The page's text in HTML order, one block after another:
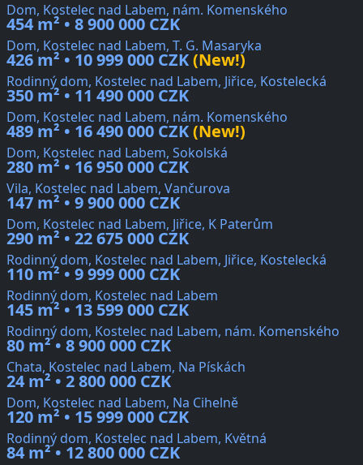
Dom, Kostelec nad Labem, nám. Komenského
454 m² • 8 900 000 CZK
Dom, Kostelec nad Labem, T. G. Masaryka
426 m² • 10 999 000 CZK(New!)
Rodinný dom, Kostelec nad Labem, Jiřice, Kostelecká
350 m² • 11 490 000 CZK
Dom, Kostelec nad Labem, nám. Komenského
489 m² • 16 490 000 CZK(New!)
Dom, Kostelec nad Labem, Sokolská
280 m² • 16 950 000 CZK
Vila, Kostelec nad Labem, Vančurova
147 m² • 9 900 000 CZK
Dom, Kostelec nad Labem, Jiřice, K Paterům
290 m² • 22 675 000 CZK
Rodinný dom, Kostelec nad Labem, Jiřice, Kostelecká
110 m² • 9 999 000 CZK
Rodinný dom, Kostelec nad Labem
145 m² • 13 599 000 CZK
Rodinný dom, Kostelec nad Labem, nám. Komenského
80 m² • 8 900 000 CZK
Chata, Kostelec nad Labem, Na Pískách
24 m² • 2 800 000 CZK
Dom, Kostelec nad Labem, Na Cihelně
120 m² • 15 999 000 CZK
Rodinný dom, Kostelec nad Labem, Květná
84 m² • 12 800 000 CZK